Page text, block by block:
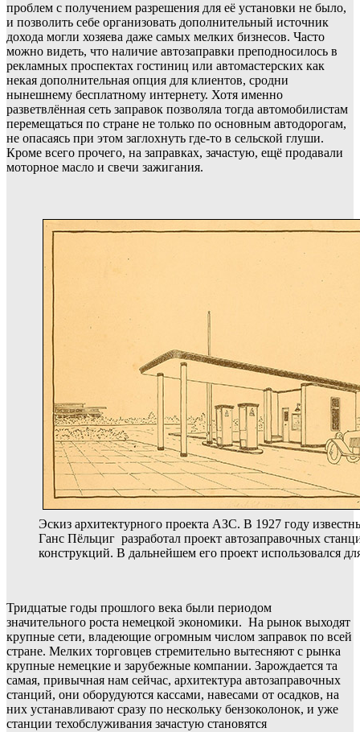
проблем с получением разрешения для её установки не было,
и позволить себе организовать дополнительный источник
дохода могли хозяева даже самых мелких бизнесов. Часто
можно видеть, что наличие автозаправки преподносилось в
рекламных проспектах гостиниц или автомастерских как
некая дополнительная опция для клиентов, сродни
нынешнему бесплатному интернету. Хотя именно
разветвлённая сеть заправок позволяла тогда автомобилистам
перемещаться по стране не только по основным автодорогам,
не опасаясь при этом заглохнуть где-то в сельской глуши.
Кроме всего прочего, на заправках, зачастую, ещё продавали
моторное масло и свечи зажигания.
Эскиз архитектурного проекта АЗС. В 1927 году
Ганс Пёльциг разработал проект автозаправочных
конструкций. В дальнейшем его проект использовался
Тридцатые годы прошлого века были периодом
значительного роста немецкой экономики. На рынок выходят
крупные сети, владеющие огромным числом заправок по всей
стране. Мелких торговцев стремительно вытесняют с рынка
крупные немецкие и зарубежные компании. Зарождается та
самая, привычная нам сейчас, архитектура автозаправочных
станций, они оборудуются кассами, навесами от осадков, на
них устанавливают сразу по нескольку бензоколонок, и уже
станции техобслуживания зачастую становятся